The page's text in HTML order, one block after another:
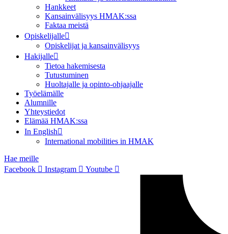
Hankkeet
Kansainvälisyys HMAK:ssa
Faktaa meistä
Opiskelijalle
Opiskelijat ja kansainvälisyys
Hakijalle
Tietoa hakemisesta
Tutustuminen
Huoltajalle ja opinto-ohjaajalle
Työelämälle
Alumnille
Yhteystiedot
Elämää HMAK:ssa
In English
International mobilities in HMAK
Hae meille
Facebook
Instagram Youtube